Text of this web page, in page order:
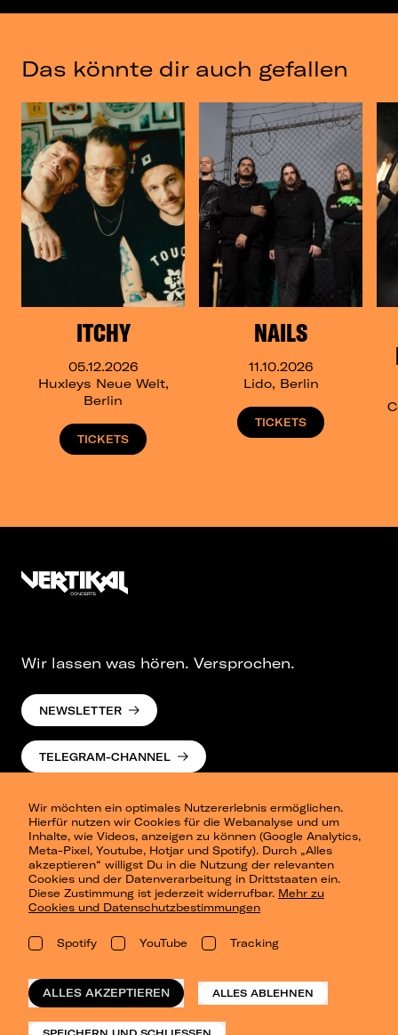
Das könnte dir auch gefallen
ITCHY
05.12.2026
Huxleys Neue Welt,
Berlin
TICKETS
NAILS
11.10.2026
Lido, Berlin
TICKETS
Wir möchten ein optimales Nutzererlebnis ermöglichen.
Hierfür nutzen wir Cookies für die Webanalyse und um
Inhalte, wie Videos, anzeigen zu können (Google Analytics,
Meta-Pixel, Youtube, Hotjar und Spotify). Durch „Alles
akzeptieren“ willigst Du in die Nutzung der relevanten
Cookies und der Datenverarbeitung in Drittstaaten ein.
Diese Zustimmung ist jederzeit widerrufbar. Mehr zu
Cookies und Datenschutzbestimmungen
Spotify YouTube Tracking
ALLES AKZEPTIEREN ALLES ABLEHNEN
Wir lassen was hören. Versprochen.
NEWSLETTER
TELEGRAM-CHANNEL
Presse
Berlin
Dresden
Leipzig
Konzertsommer Petersberg
Vergangene Shows
o_team
Datenschutz